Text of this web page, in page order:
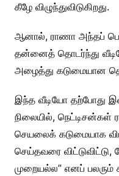
கீழே விழுந்துவிடுகிறது.
ஆனால், ராணா அந்தப்
தன்னைத் தொடர்ந்து
அழைத்து கடுமையான
இந்த வீடியோ தற்போது
நிலையில்,
செயலைக் கடுமையாக
செய்தவரை விட்டுவிட்டு,
முறையல்ல” எனப் பலரும்